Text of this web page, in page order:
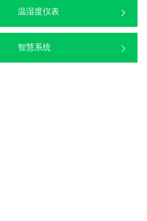
温湿度仪表
智慧系统